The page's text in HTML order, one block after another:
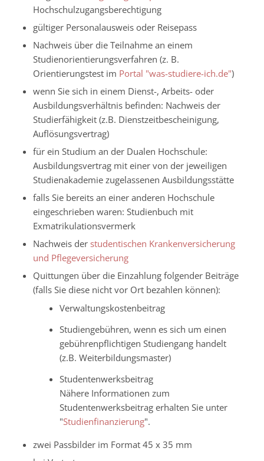
Hochschulzugangsberechtigung
gültiger Personalausweis oder Reisepass
Nachweis über die Teilnahme an einem
Studienorientierungsverfahren (z. B.
Orientierungstest im Portal "was-studiere-ich.de")
wenn Sie sich in einem Dienst-, Arbeits- oder
Ausbildungsverhältnis befinden: Nachweis der
Studierfähigkeit (z.B. Dienstzeitbescheinigung,
Auflösungsvertrag)
für ein Studium an der Dualen Hochschule:
Ausbildungsvertrag mit einer von der jeweiligen
Studienakademie zugelassenen Ausbildungsstätte
falls Sie bereits an einer anderen Hochschule
eingeschrieben waren: Studienbuch mit
Exmatrikulationsvermerk
Nachweis der studentischen Krankenversicherung
und Pflegeversicherung
Quittungen über die Einzahlung folgender Beiträge
(falls Sie diese nicht vor Ort bezahlen können):
Verwaltungskostenbeitrag
Studiengebühren, wenn es sich um einen
gebührenpflichtigen Studiengang handelt
(z.B. Weiterbildungsmaster)
Studentenwerksbeitrag
Nähere Informationen zum
Studentenwerksbeitrag erhalten Sie unter
"Studienfinanzierung".
zwei Passbilder im Format 45 x 35 mm